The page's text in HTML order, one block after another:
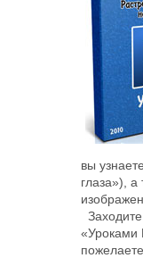
вы
глаза»), а
«Уроками